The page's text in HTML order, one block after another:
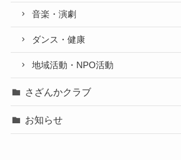
音楽・演劇
ダンス・健康
地域活動・NPO活動
さざんかクラブ
お知らせ